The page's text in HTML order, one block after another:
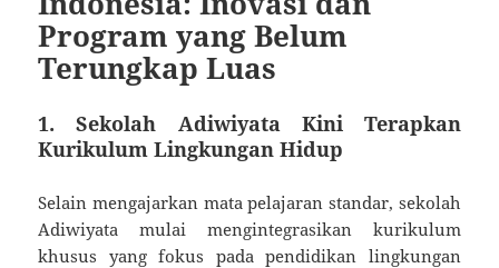
Program yang Belum
Terungkap Luas
1.Sekolah Adiwiyata Kini Terapkan
Kurikulum Lingkungan Hidup
Selain mengajarkan mata pelajaran standar, sekolah
Adiwiyata mulai mengintegrasikan kurikulum
khusus yang fokus pada pendidikan lingkungan